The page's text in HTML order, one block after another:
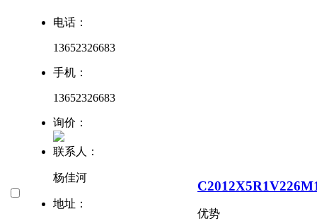
电话：
13652326683
手机：
13652326683
询价：
联系人：
杨佳河
地址：
优势